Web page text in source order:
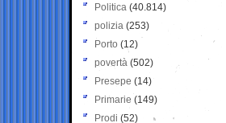
Politica (40.814)
polizia (253)
Porto (12)
povertà (502)
Presepe (14)
Primarie (149)
Prodi (52)